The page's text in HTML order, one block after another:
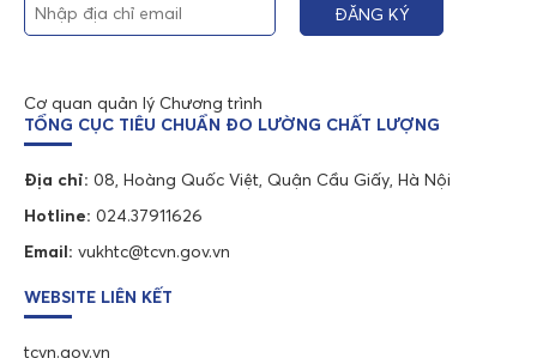
Cơ quan quản lý Chương trình
TỔNG CỤC TIÊU CHUẨN ĐO LƯỜNG CHẤT LƯỢNG
Địa chỉ: 08, Hoàng Quốc Việt, Quận Cầu Giấy, Hà Nội
Hotline: 024.37911626
Email: vukhtc@tcvn.gov.vn
WEBSITE LIÊN KẾT
tcvn.gov.vn